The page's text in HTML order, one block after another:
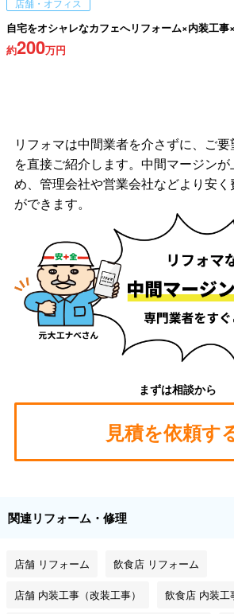
店舗・オフィス
自宅をオシャレなカフェへリフォーム×内装工事
約200万円
リフォマは中間業者を介さずに、ご
を直接ご紹介します。中間マージン
め、管理会社や営業会社などより安く
ができます。
まずは相談から
見積を依頼す
関連リフォーム・修理
店舗 リフォーム 飲食店 リフォーム
店舗 内装工事（改装工事） 飲食店 内装工